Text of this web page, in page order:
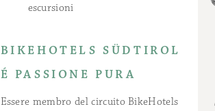
escursioni
BIKEHOTELS SÜDTIROL
É PASSIONE PURA
Essere membro del circuito BikeHotels